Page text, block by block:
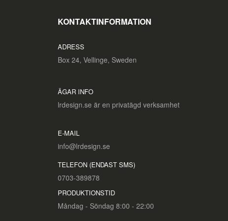
KONTAKTINFORMATION
ADRESS
Box 24, Vellinge, Sweden
ÄGAR INFO
lrdesign.se är en privatägd verksamhet
E-MAIL
info@lrdesign.se
TELEFON (ENDAST SMS)
0703-389878
PRODUKTIONSTID
Måndag - Söndag 8:00 - 22:00